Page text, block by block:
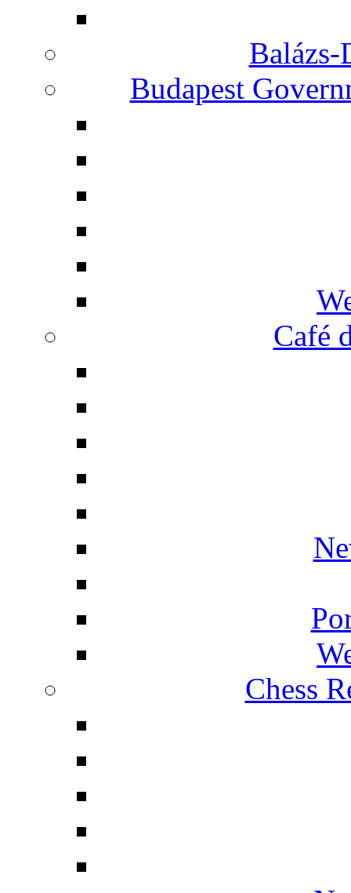
Budapest
Café
Chess